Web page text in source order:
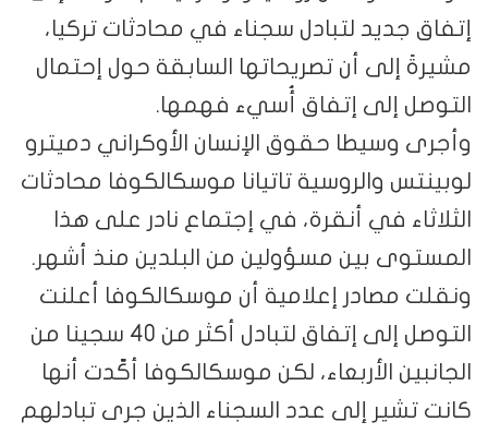
إتفاق جديد لتبادل سجناء في محادثات تركيا،
مشيرةً إلى أن تصريحاتها السابقة حول إحتمال
التوصل إلى إتفاق أُسيء فهمها.
وأجرى وسيطا حقوق الإنسان الأوكراني دميترو
لوبينتس والروسية تاتيانا موسكالكوفا محادثات
الثلاثاء في أنقرة، في إجتماع نادر على هذا
المستوى بين مسؤولين من البلدين منذ أشهر.
ونقلت مصادر إعلامية أن موسكالكوفا أعلنت
التوصل إلى إتفاق لتبادل أكثر من 40 سجينا من
الجانبين الأربعاء، لكن موسكالكوفا أكّدت أنها
كانت تشير إلى عدد السجناء الذين جرى تبادلهم